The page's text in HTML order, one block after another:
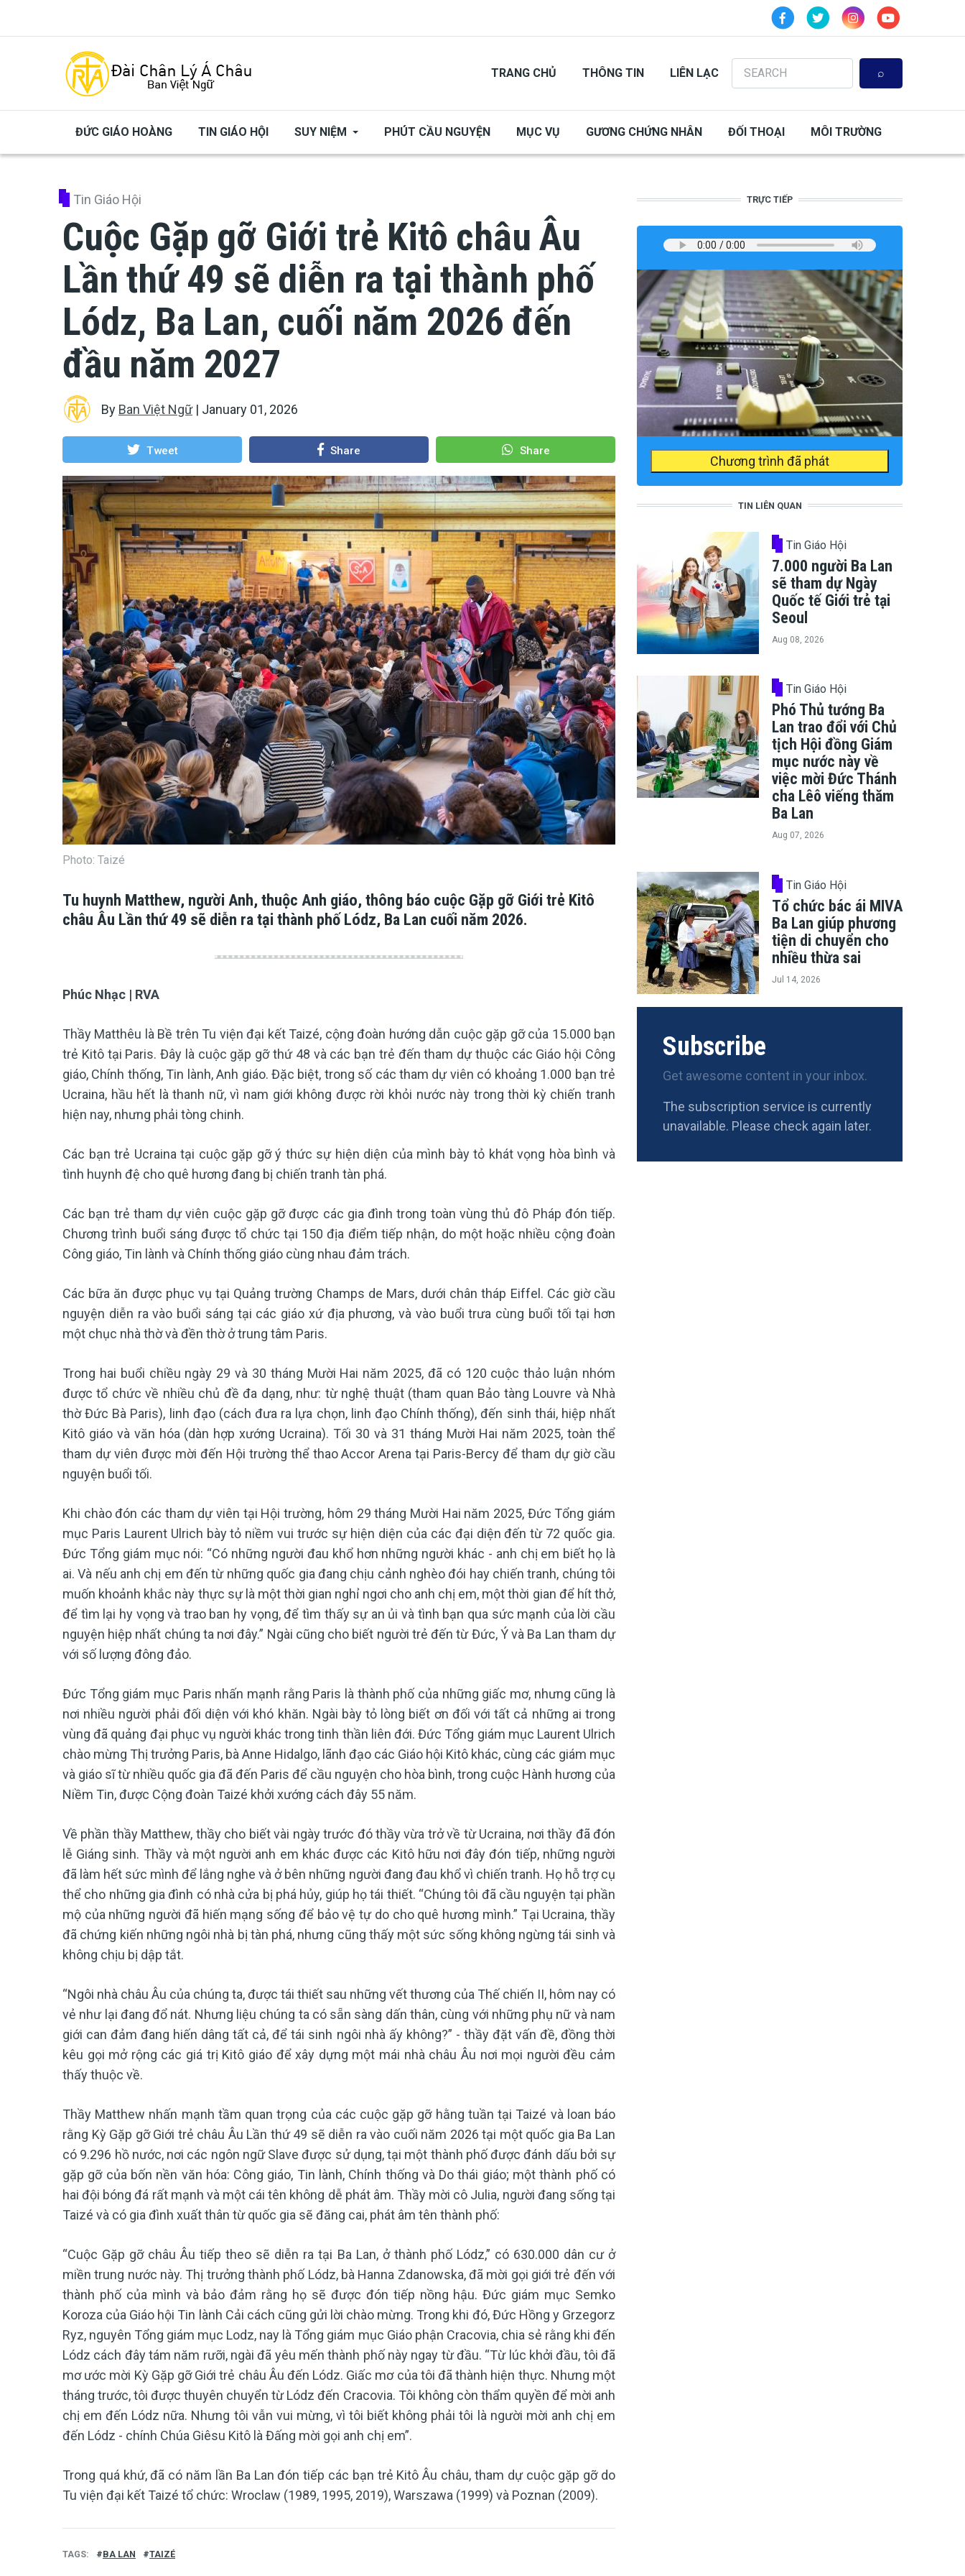
TRANG CHỦ THÔNG TIN LIÊN LẠC
Search
ĐỨC GIÁO HOÀNG TIN GIÁO HỘI SUY NIỆM PHÚT CẦU NGUYỆN MỤC VỤ GƯƠNG CHỨNG NHÂN ĐỐI THOẠI MÔI TRƯỜNG
Tin Giáo Hội
Cuộc Gặp gỡ Giới trẻ Kitô châu Âu
Lần thứ 49 sẽ diễn ra tại thành phố
Lódz, Ba Lan, cuối năm 2026 đến
đầu năm 2027
By Ban Việt Ngữ| January 01, 2026
Tweet Share Share
Photo: Taizé
Tu huynh Matthew, người Anh, thuộc Anh giáo, thông báo cuộc Gặp gỡ Giới trẻ Kitô
châu Âu Lần thứ 49 sẽ diễn ra tại thành phố Lódz, Ba Lan cuối năm 2026.
Phúc Nhạc | RVA
Thầy Matthêu là Bề trên Tu viện đại kết Taizé, cộng đoàn hướng dẫn cuộc gặp gỡ của 15.000 bạn
trẻ Kitô tại Paris. Đây là cuộc gặp gỡ thứ 48 và các bạn trẻ đến tham dự thuộc các Giáo hội Công
giáo, Chính thống, Tin lành, Anh giáo. Đặc biệt, trong số các tham dự viên có khoảng 1.000 bạn trẻ
Ucraina, hầu hết là thanh nữ, vì nam giới không được rời khỏi nước này trong thời kỳ chiến tranh
hiện nay, nhưng phải tòng chinh.
Các bạn trẻ Ucraina tại cuộc gặp gỡ ý thức sự hiện diện của mình bày tỏ khát vọng hòa bình và
tình huynh đệ cho quê hương đang bị chiến tranh tàn phá.
Các bạn trẻ tham dự viên cuộc gặp gỡ được các gia đình trong toàn vùng thủ đô Pháp đón tiếp.
Chương trình buổi sáng được tổ chức tại 150 địa điểm tiếp nhận, do một hoặc nhiều cộng đoàn
Công giáo, Tin lành và Chính thống giáo cùng nhau đảm trách.
Các bữa ăn được phục vụ tại Quảng trường Champs de Mars, dưới chân tháp Eiffel. Các giờ cầu
nguyện diễn ra vào buổi sáng tại các giáo xứ địa phương, và vào buổi trưa cùng buổi tối tại hơn
một chục nhà thờ và đền thờ ở trung tâm Paris.
Trong hai buổi chiều ngày 29 và 30 tháng Mười Hai năm 2025, đã có 120 cuộc thảo luận nhóm
được tổ chức về nhiều chủ đề đa dạng, như: từ nghệ thuật (tham quan Bảo tàng Louvre và Nhà
thờ Đức Bà Paris), linh đạo (cách đưa ra lựa chọn, linh đạo Chính thống), đến sinh thái, hiệp nhất
Kitô giáo và văn hóa (dàn hợp xướng Ucraina). Tối 30 và 31 tháng Mười Hai năm 2025, toàn thể
tham dự viên được mời đến Hội trường thể thao Accor Arena tại Paris-Bercy để tham dự giờ cầu
nguyện buổi tối.
Khi chào đón các tham dự viên tại Hội trường, hôm 29 tháng Mười Hai năm 2025, Đức Tổng giám
mục Paris Laurent Ulrich bày tỏ niềm vui trước sự hiện diện của các đại diện đến từ 72 quốc gia.
Đức Tổng giám mục nói: “Có những người đau khổ hơn những người khác - anh chị em biết họ là
ai. Và nếu anh chị em đến từ những quốc gia đang chịu cảnh nghèo đói hay chiến tranh, chúng tôi
muốn khoảnh khắc này thực sự là một thời gian nghỉ ngơi cho anh chị em, một thời gian để hít thở,
để tìm lại hy vọng và trao ban hy vọng, để tìm thấy sự an ủi và tình bạn qua sức mạnh của lời cầu
nguyện hiệp nhất chúng ta nơi đây.” Ngài cũng cho biết người trẻ đến từ Đức, Ý và Ba Lan tham dự
với số lượng đông đảo.
Đức Tổng giám mục Paris nhấn mạnh rằng Paris là thành phố của những giấc mơ, nhưng cũng là
nơi nhiều người phải đối diện với khó khăn. Ngài bày tỏ lòng biết ơn đối với tất cả những ai trong
vùng đã quảng đại phục vụ người khác trong tinh thần liên đới. Đức Tổng giám mục Laurent Ulrich
chào mừng Thị trưởng Paris, bà Anne Hidalgo, lãnh đạo các Giáo hội Kitô khác, cùng các giám mục
và giáo sĩ từ nhiều quốc gia đã đến Paris để cầu nguyện cho hòa bình, trong cuộc Hành hương của
Niềm Tin, được Cộng đoàn Taizé khởi xướng cách đây 55 năm.
Về phần thầy Matthew, thầy cho biết vài ngày trước đó thầy vừa trở về từ Ucraina, nơi thầy đã đón
lễ Giáng sinh. Thầy và một người anh em khác được các Kitô hữu nơi đây đón tiếp, những người
đã làm hết sức mình để lắng nghe và ở bên những người đang đau khổ vì chiến tranh. Họ hỗ trợ cụ
thể cho những gia đình có nhà cửa bị phá hủy, giúp họ tái thiết. “Chúng tôi đã cầu nguyện tại phần
mộ của những người đã hiến mạng sống để bảo vệ tự do cho quê hương mình.” Tại Ucraina, thầy
đã chứng kiến những ngôi nhà bị tàn phá, nhưng cũng thấy một sức sống không ngừng tái sinh và
không chịu bị dập tắt.
“Ngôi nhà châu Âu của chúng ta, được tái thiết sau những vết thương của Thế chiến II, hôm nay có
vẻ như lại đang đổ nát. Nhưng liệu chúng ta có sẵn sàng dấn thân, cùng với những phụ nữ và nam
giới can đảm đang hiến dâng tất cả, để tái sinh ngôi nhà ấy không?” - thầy đặt vấn đề, đồng thời
kêu gọi mở rộng các giá trị Kitô giáo để xây dựng một mái nhà châu Âu nơi mọi người đều cảm
thấy thuộc về.
Thầy Matthew nhấn mạnh tầm quan trọng của các cuộc gặp gỡ hằng tuần tại Taizé và loan báo
rằng Kỳ Gặp gỡ Giới trẻ châu Âu Lần thứ 49 sẽ diễn ra vào cuối năm 2026 tại một quốc gia Ba Lan
có 9.296 hồ nước, nơi các ngôn ngữ Slave được sử dụng, tại một thành phố được đánh dấu bởi sự
gặp gỡ của bốn nền văn hóa: Công giáo, Tin lành, Chính thống và Do thái giáo; một thành phố có
hai đội bóng đá rất mạnh và một cái tên không dễ phát âm. Thầy mời cô Julia, người đang sống tại
Taizé và có gia đình xuất thân từ quốc gia sẽ đăng cai, phát âm tên thành phố:
“Cuộc Gặp gỡ châu Âu tiếp theo sẽ diễn ra tại Ba Lan, ở thành phố Lódz,” có 630.000 dân cư ở
miền trung nước này. Thị trưởng thành phố Lódz, bà Hanna Zdanowska, đã mời gọi giới trẻ đến với
thành phố của mình và bảo đảm rằng họ sẽ được đón tiếp nồng hậu. Đức giám mục Semko
Koroza của Giáo hội Tin lành Cải cách cũng gửi lời chào mừng. Trong khi đó, Đức Hồng y Grzegorz
Ryz, nguyên Tổng giám mục Lodz, nay là Tổng giám mục Giáo phận Cracovia, chia sẻ rằng khi đến
Lódz cách đây tám năm rưỡi, ngài đã yêu mến thành phố này ngay từ đầu. “Từ lúc khởi đầu, tôi đã
mơ ước mời Kỳ Gặp gỡ Giới trẻ châu Âu đến Lódz. Giấc mơ của tôi đã thành hiện thực. Nhưng một
tháng trước, tôi được thuyên chuyển từ Lódz đến Cracovia. Tôi không còn thẩm quyền để mời anh
chị em đến Lódz nữa. Nhưng tôi vẫn vui mừng, vì tôi biết không phải tôi là người mời anh chị em
đến Lódz - chính Chúa Giêsu Kitô là Đấng mời gọi anh chị em”.
Trong quá khứ, đã có năm lần Ba Lan đón tiếp các bạn trẻ Kitô Âu châu, tham dự cuộc gặp gỡ do
Tu viện đại kết Taizé tổ chức: Wroclaw (1989, 1995, 2019), Warszawa (1999) và Poznan (2009).
TAGS BA LAN TAIZÉ
TRỰC TIẾP
Chương trình đã phát
TIN LIÊN QUAN
Tin Giáo Hội
7.000 người Ba Lan
sẽ tham dự Ngày
Quốc tế Giới trẻ tại
Seoul
Aug 08, 2026
Tin Giáo Hội
Phó Thủ tướng Ba
Lan trao đổi với Chủ
tịch Hội đồng Giám
mục nước này về
việc mời Đức Thánh
cha Lêô viếng thăm
Ba Lan
Aug 07, 2026
Tin Giáo Hội
Tổ chức bác ái MIVA
Ba Lan giúp phương
tiện di chuyển cho
nhiều thừa sai
Jul 14, 2026
Subscribe
Get awesome content in your inbox.
The subscription service is currently
unavailable. Please check again later.